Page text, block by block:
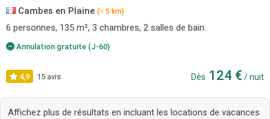
Cambes en Plaine (≈ 5 km)
6 personnes, 135 m², 3 chambres, 2 salles de bain.
Annulation gratuite (J-60)
4,9 15 avis Dès 124 € / nuit
Affichez plus de résultats en incluant les locations de vacances